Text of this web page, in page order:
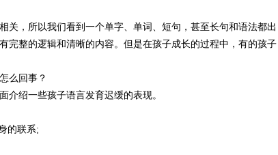
关，所以我们看到一个单字、单词、短句，甚至长句和语法都出
完整的逻辑和清晰的内容。但是在孩子成长的过程中，有的孩子
么回事？
介绍一些孩子语言发育迟缓的表现。
的联系;